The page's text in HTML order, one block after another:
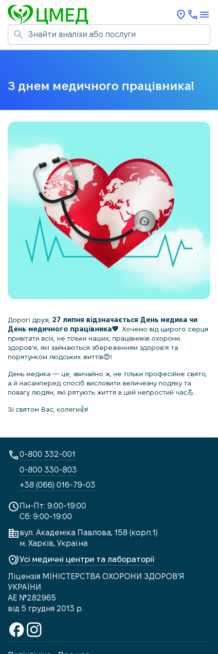
З днем медичного працівника!
Дорогі друзі, 27 липня відзначається День медика чи
День медичного працівника💖. Хочемо від щирого серця
привітати всіх, не тільки наших, працівників охорони
здоров’я, які займаються збереженням здоров’я та
порятунком людських життів😍!
День медика — це, звичайно ж, не тільки професійне свято,
а й насамперед спосіб висловити величезну подяку та
повагу людям, які рятують життя в цей непростий час💪.
Зі святом Вас, колеги👍!
Пн-Пт: 9:00-19:00
Сб: 9:00-19:00
вул. Академіка Павлова, 158 (корп.1)
м. Харків, Україна
Усі медичні центри та лабораторії
Ліцензія МІНІСТЕРСТВА ОХОРОНИ ЗДОРОВ'Я
УКРАЇНИ
АЕ №282965
від 5 грудня 2013 р.
0-800 332-001
0-800 330-803
+38 (066) 016-79-03